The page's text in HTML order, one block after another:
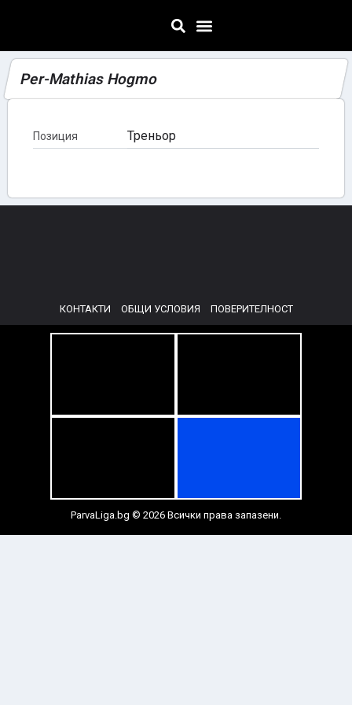
Per-Mathias Hogmo
Позиция Треньор
КОНТАКТИ ОБЩИ УСЛОВИЯ ПОВЕРИТЕЛНОСТ
ParvaLiga.bg © 2026 Всички права запазени.